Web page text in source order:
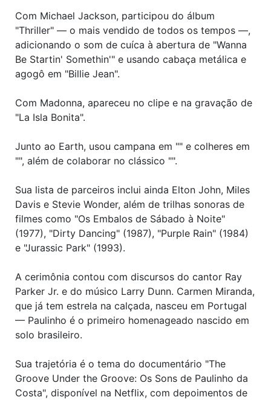
Com Michael Jackson, participou do álbum
"Thriller" — o mais vendido de todos os tempos —,
adicionando o som de cuíca à abertura de "Wanna
Be Startin' Somethin'" e usando cabaça metálica e
agogô em "Billie Jean".
Com Madonna, apareceu no clipe e na gravação de
"La Isla Bonita".
Junto ao Earth, usou campana em "" e colheres em
"", além de colaborar no clássico "".
Sua lista de parceiros inclui ainda Elton John, Miles
Davis e Stevie Wonder, além de trilhas sonoras de
filmes como "Os Embalos de Sábado à Noite"
(1977), "Dirty Dancing" (1987), "Purple Rain" (1984)
e "Jurassic Park" (1993).
A cerimônia contou com discursos do cantor Ray
Parker Jr. e do músico Larry Dunn. Carmen Miranda,
que já tem estrela na calçada, nasceu em Portugal
— Paulinho é o primeiro homenageado nascido em
solo brasileiro.
Sua trajetória é o tema do documentário "The
Groove Under the Groove: Os Sons de Paulinho da
Costa", disponível na Netflix, com depoimentos de